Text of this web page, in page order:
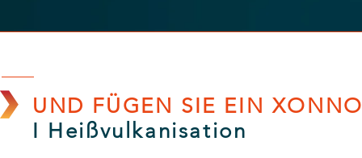
UND FÜGEN SIE EIN
I Heißvulkanisation